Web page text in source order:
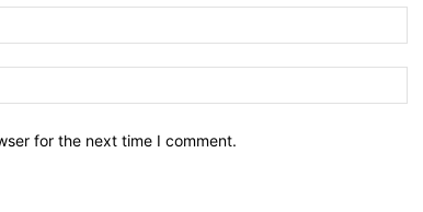
for the next time I comment.